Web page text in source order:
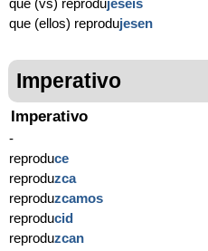
que (vs) reprodujeseis
que (ellos) reprodujesen
Imperativo
Imperativo
-
reproduce
reproduzca
reproduzcamos
reproducid
reproduzcan